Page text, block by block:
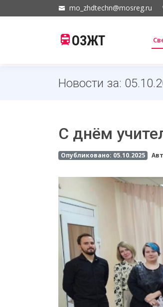
mo_zhdtechn@mosreg.ru
ОЗЖТ
Новости за:
С днём
Опубликовано: 05.10.2025